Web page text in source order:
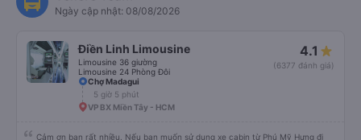
Ngày cập nhật: 08/08/2026
Điền Linh Limousine
Limousine 36 giường
Limousine 24 Phòng Đôi
4.1
(6377 đánh giá)
Chợ Madagui
5 giờ 5 phút
VP BX Miền Tây - HCM
Cảm ơn bạn rất nhiều. Nếu bạn muốn sử dụng xe cabin từ Phú Mỹ Hưng đi